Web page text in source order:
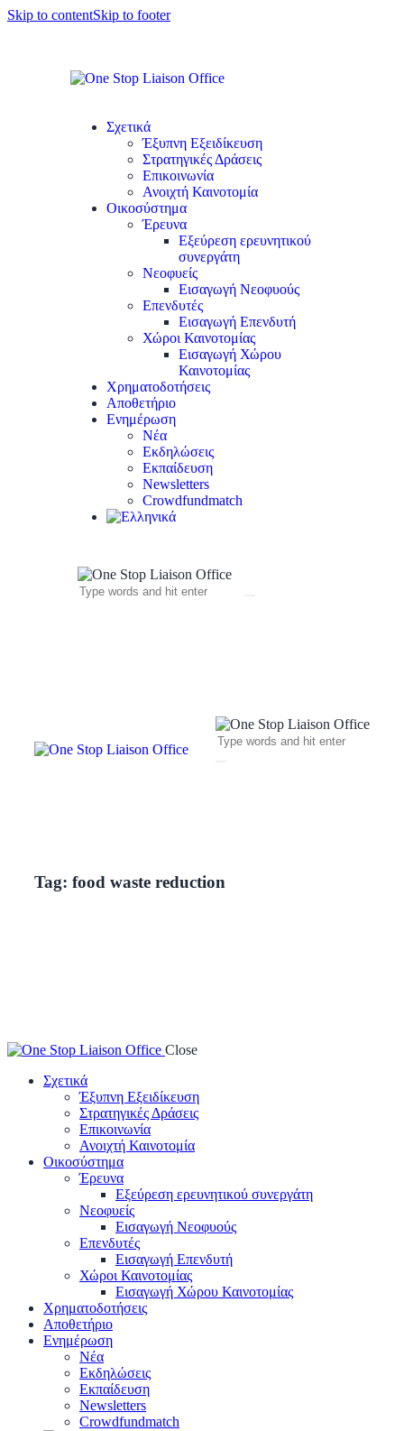
Skip to contentSkip to footer
Σχετικά
Έξυπνη Εξειδίκευση
Στρατηγικές Δράσεις
Επικοινωνία
Ανοιχτή Καινοτομία
Οικοσύστημα
Έρευνα
Εξεύρεση ερευνητικού
συνεργάτη
Νεοφυείς
Εισαγωγή Νεοφυούς
Επενδυτές
Εισαγωγή Επενδυτή
Χώροι Καινοτομίας
Εισαγωγή Χώρου
Καινοτομίας
Χρηματοδοτήσεις
Αποθετήριο
Ενημέρωση
Νέα
Εκδηλώσεις
Εκπαίδευση
Newsletters
Crowdfundmatch
Tag: food waste reduction
Close
Σχετικά
Έξυπνη Εξειδίκευση
Στρατηγικές Δράσεις
Επικοινωνία
Ανοιχτή Καινοτομία
Οικοσύστημα
Έρευνα
Εξεύρεση ερευνητικού συνεργάτη
Νεοφυείς
Εισαγωγή Νεοφυούς
Επενδυτές
Εισαγωγή Επενδυτή
Χώροι Καινοτομίας
Εισαγωγή Χώρου Καινοτομίας
Χρηματοδοτήσεις
Αποθετήριο
Ενημέρωση
Νέα
Εκδηλώσεις
Εκπαίδευση
Newsletters
Crowdfundmatch